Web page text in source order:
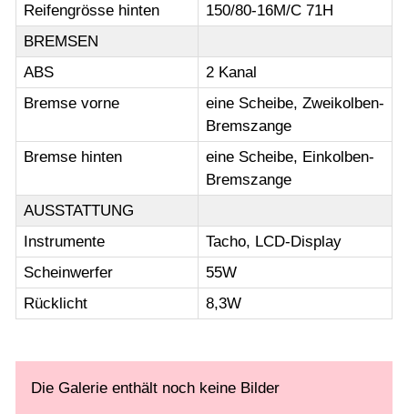
Reifengrösse hinten
150/80-16M/C 71H
BREMSEN
ABS
2 Kanal
Bremse vorne
eine Scheibe, Zweikolben-
Bremszange
Bremse hinten
eine Scheibe, Einkolben-
Bremszange
AUSSTATTUNG
Instrumente
Tacho, LCD-Display
Scheinwerfer
55W
Rücklicht
8,3W
Die Galerie enthält noch keine Bilder